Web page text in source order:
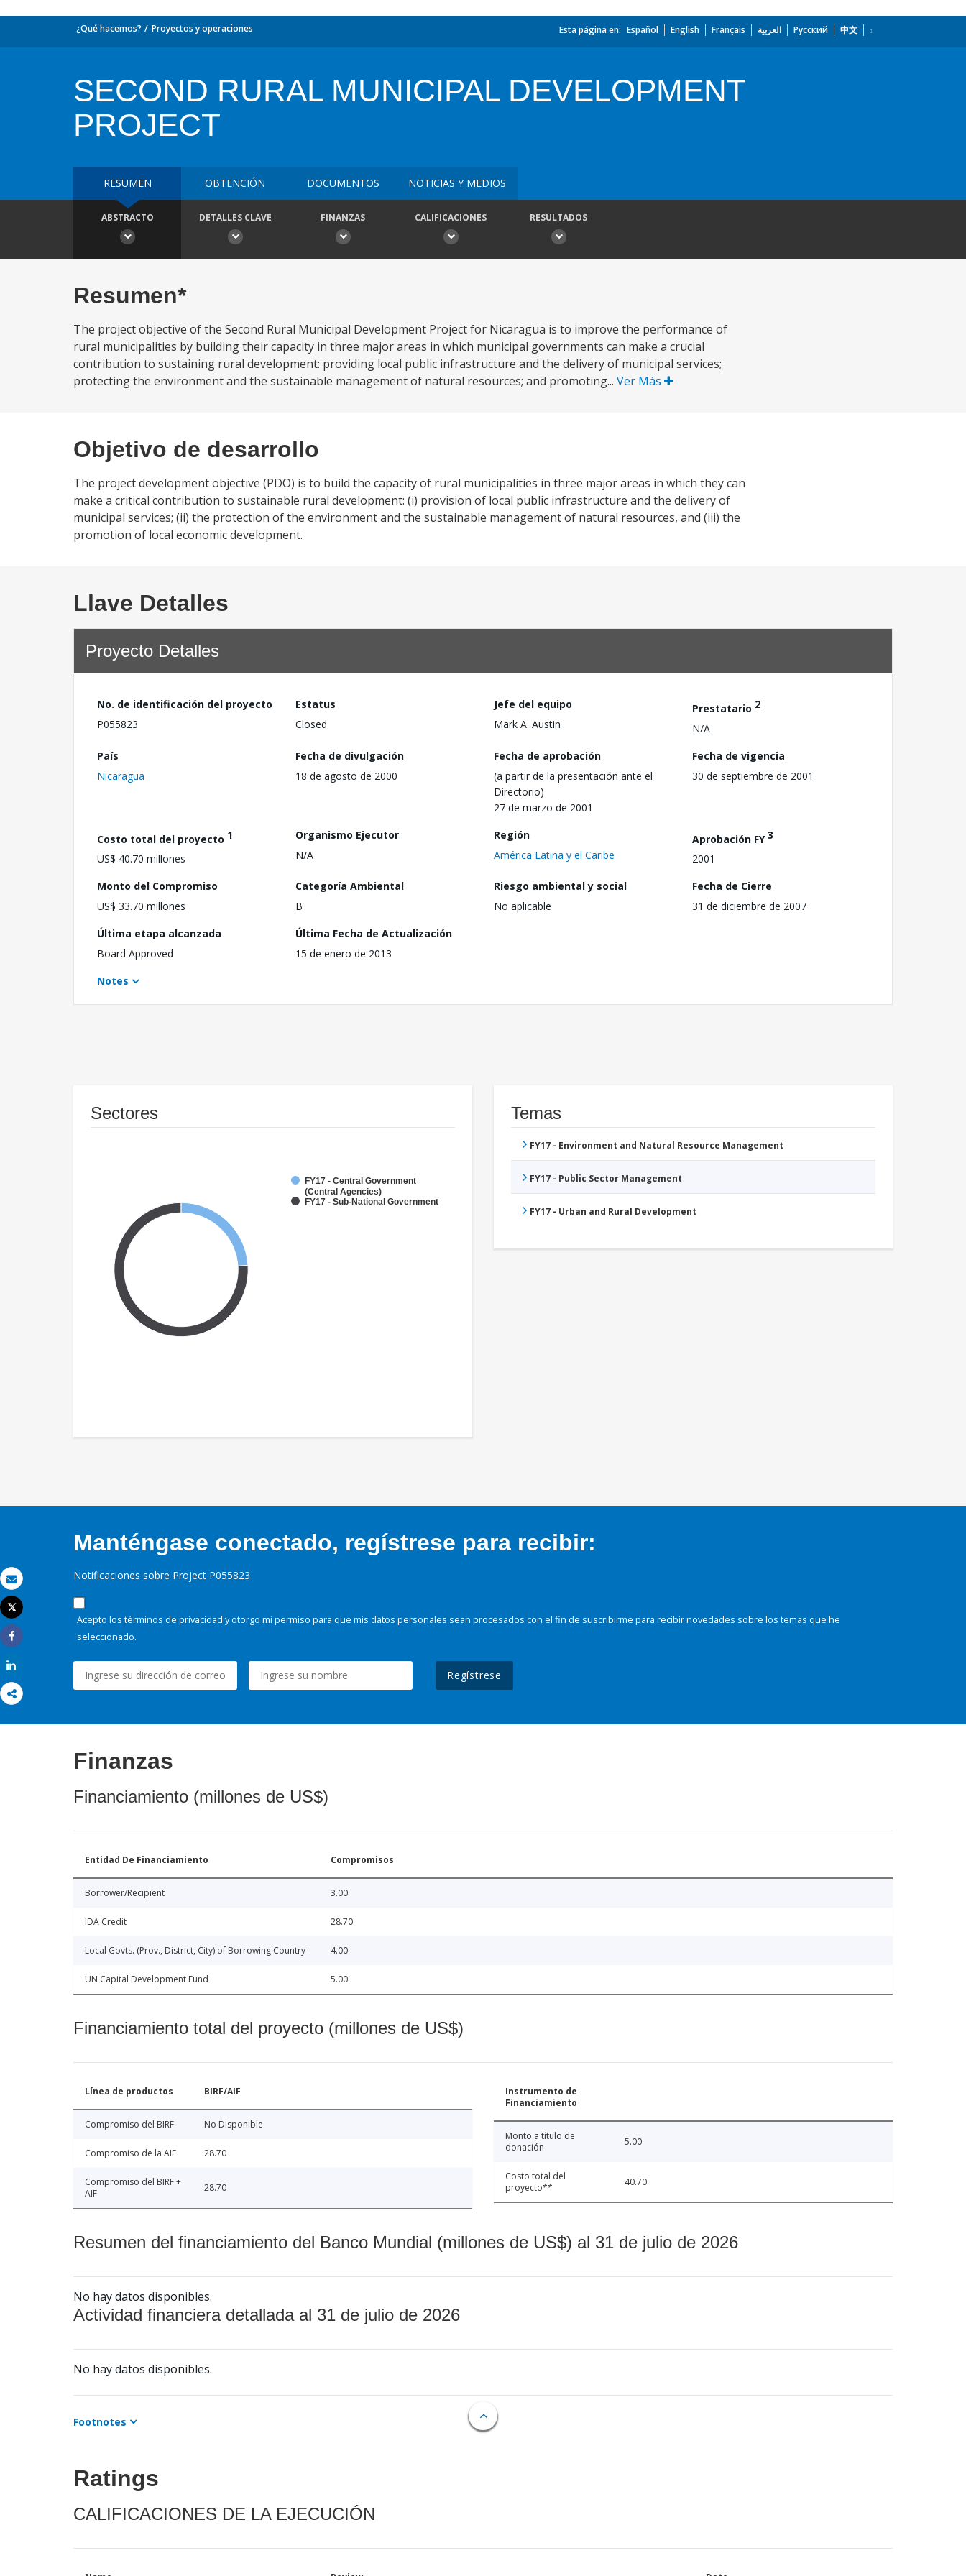
Correo electrónico
Imprimir
Tweet
Share
¿Qué hacemos? Proyectos y operaciones Esta página en: Español English Français العربية Русский 中文
SECOND RURAL MUNICIPAL DEVELOPMENT
PROJECT
RESUMEN OBTENCIÓN DOCUMENTOS NOTICIAS Y MEDIOS
ABSTRACTO DETALLES CLAVE FINANZAS CALIFICACIONES RESULTADOS
Resumen*
The project objective of the Second Rural Municipal Development Project for Nicaragua is to improve the performance of
rural municipalities by building their capacity in three major areas in which municipal governments can make a crucial
contribution to sustaining rural development: providing local public infrastructure and the delivery of municipal services;
protecting the environment and the sustainable management of natural resources; and promoting... Ver Más
Objetivo de desarrollo
The project development objective (PDO) is to build the capacity of rural municipalities in three major areas in which they can
make a critical contribution to sustainable rural development: (i) provision of local public infrastructure and the delivery of
municipal services; (ii) the protection of the environment and the sustainable management of natural resources, and (iii) the
promotion of local economic development.
Llave Detalles
Proyecto Detalles
No. de identificación del proyecto
P055823
Estatus
Closed
Jefe del equipo
Mark A. Austin
Prestatario 2
N/A
País
Nicaragua
Fecha de divulgación
18 de agosto de 2000
Fecha de aprobación
(a partir de la presentación ante el
Directorio)
27 de marzo de 2001
Fecha de vigencia
30 de septiembre de 2001
Costo total del proyecto 1
US$ 40.70 millones
Organismo Ejecutor
N/A
Región
América Latina y el Caribe
Aprobación FY3
2001
Monto del Compromiso
US$ 33.70 millones
Categoría Ambiental
B
Riesgo ambiental y social
No aplicable
Fecha de Cierre
31 de diciembre de 2007
Última etapa alcanzada
Board Approved
Última Fecha de Actualización
15 de enero de 2013
Notes
Sectores
FY17 - Central Government
(Central Agencies)
FY17 - Sub-National Government
Temas
FY17 - Environment and Natural Resource Management
FY17 - Public Sector Management
FY17 - Urban and Rural Development
Manténgase conectado, regístrese para recibir:
Notificaciones sobre Project P055823
Acepto los términos de privacidad y otorgo mi permiso para que mis datos personales sean procesados con el fin de suscribirme para recibir novedades sobre los temas que he
seleccionado.
Regístrese
Finanzas
Financiamiento (millones de US$)
Entidad De Financiamiento Compromisos
Borrower/Recipient 3.00
IDA Credit 28.70
Local Govts. (Prov., District, City) of Borrowing Country 4.00
UN Capital Development Fund 5.00
Financiamiento total del proyecto (millones de US$)
Línea de productos BIRF/AIF
Compromiso del BIRF No Disponible
Compromiso de la AIF 28.70
Compromiso del BIRF +
AIF
28.70
Instrumento de
Financiamiento
Monto a título de
donación
5.00
Costo total del
proyecto**
40.70
Resumen del financiamiento del Banco Mundial (millones de US$) al 31 de julio de 2026
No hay datos disponibles.
Actividad financiera detallada al 31 de julio de 2026
No hay datos disponibles.
Footnotes
Ratings
CALIFICACIONES DE LA EJECUCIÓN